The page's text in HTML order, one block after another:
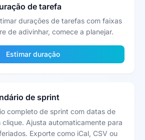
de tarefa
durações de tarefas com faixas
de adivinhar, comece a planejar.
Estimar duração
de sprint
completo de sprint com datas de
clique. Ajusta automaticamente para
Exporte como iCal, CSV ou